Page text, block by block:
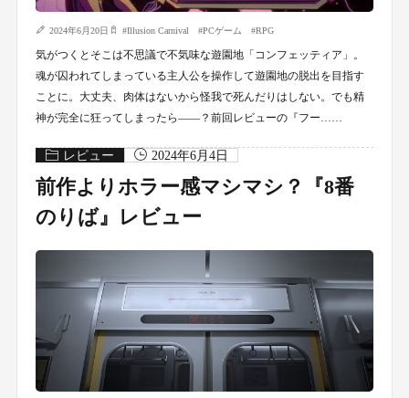
2024年6月20日 #Illusion Carnival #PCゲーム #RPG
気がつくとそこは不思議で不気味な遊園地「コンフェッティア」。
魂が囚われてしまっている主人公を操作して遊園地の脱出を目指す
ことに。大丈夫、肉体はないから怪我で死んだりはしない。でも精
神が完全に狂ってしまったら――？前回レビューの『フー……
レビュー 2024年6月4日
前作よりホラー感マシマシ？『8番
のりば』レビュー